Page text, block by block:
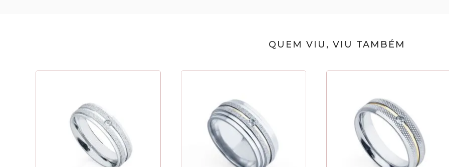
QUEM VIU, VIU TAMBÉM